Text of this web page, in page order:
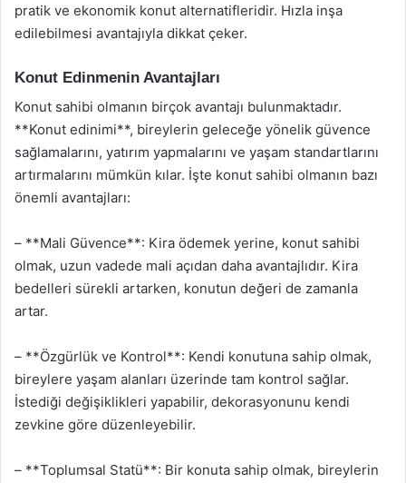
pratik ve ekonomik konut alternatifleridir. Hızla inşa
edilebilmesi avantajıyla dikkat çeker.
Konut Edinmenin Avantajları
Konut sahibi olmanın birçok avantajı bulunmaktadır.
**Konut edinimi**, bireylerin geleceğe yönelik güvence
sağlamalarını, yatırım yapmalarını ve yaşam standartlarını
artırmalarını mümkün kılar. İşte konut sahibi olmanın bazı
önemli avantajları:
– **Mali Güvence**: Kira ödemek yerine, konut sahibi
olmak, uzun vadede mali açıdan daha avantajlıdır. Kira
bedelleri sürekli artarken, konutun değeri de zamanla
artar.
– **Özgürlük ve Kontrol**: Kendi konutuna sahip olmak,
bireylere yaşam alanları üzerinde tam kontrol sağlar.
İstediği değişiklikleri yapabilir, dekorasyonunu kendi
zevkine göre düzenleyebilir.
– **Toplumsal Statü**: Bir konuta sahip olmak, bireylerin